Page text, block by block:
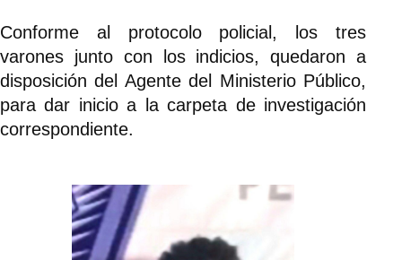
Conforme al protocolo policial, los tres
varones junto con los indicios, quedaron a
disposición del Agente del Ministerio Público,
para dar inicio a la carpeta de investigación
correspondiente.